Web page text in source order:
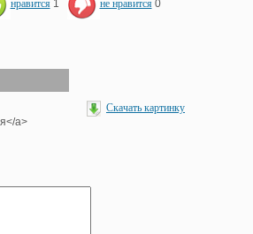
нравится 1 не нравится 0
a>
Скачать картинку